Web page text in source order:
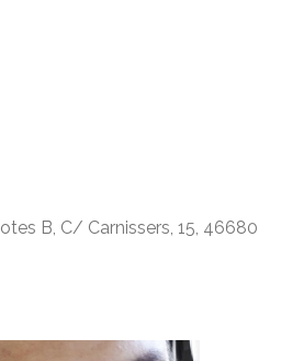
B, C/ Carnissers, 15, 46680